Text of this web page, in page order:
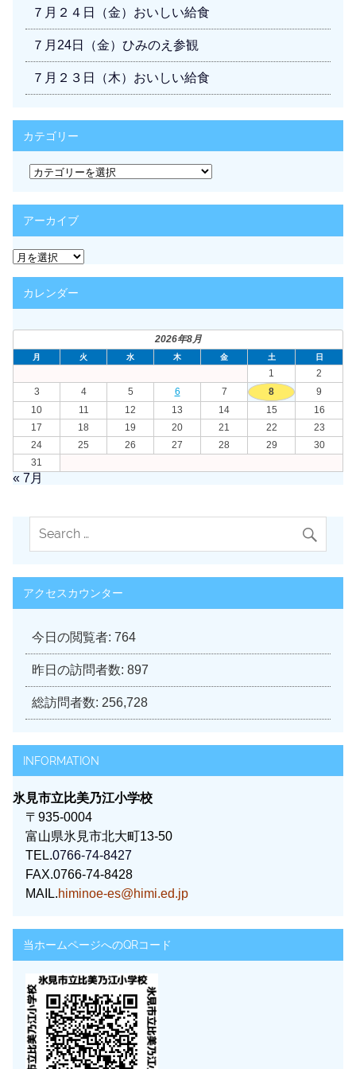
７月２４日（金）おいしい給食
７月24日（金）ひみのえ参観
７月２３日（木）おいしい給食
カテゴリー
カ
テ
リ
ー
アーカイブ
ア
ー
カ
イカレンダー
2026年8月
月 火 水 木 金 土 日
1
2
3
4 5 6 7 8
9
10
11 12 13 14 15
16
17
18 19 20 21 22
23
24
25 26 27 28 29
30
31
« 7月
アクセスカウンター
今日の閲覧者: 764
昨日の訪問者数: 897
総訪問者数: 256,728
INFORMATION
氷見市立比美乃江小学校
〒935-0004
富山県氷見市北大町13-50
TEL.0766-74-8427
FAX.0766-74-8428
MAIL.himinoe-es@himi.ed.jp
当ホームページへのQRコード